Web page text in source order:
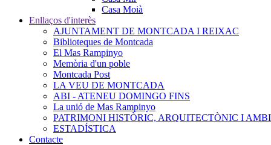
Casa Moià
Enllaços d'interès
AJUNTAMENT DE MONTCADA I REIXAC
Biblioteques de Montcada
El Mas Rampinyo
Memòria d'un poble
Montcada Post
LA VEU DE MONTCADA
ABI - ATENEU DOMINGO FINS
La unió de Mas Rampinyo
PATRIMONI HISTÒRIC, ARQUITECTÒNIC I
ESTADÍSTICA
Contacte